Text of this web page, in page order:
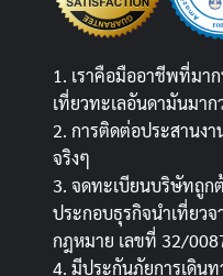
1. เราคือมืออาชีพที่มา
เที่ยวทะเลอันดามันมาก
2. การติดต่อประสานงา
จริงๆ
3. จดทะเบียนบริษัทถูก
ประกอบธุรกิจนำเที่ยว
กฎหมาย เลขที่ 32/
4. มีประกันภัยการเดิน